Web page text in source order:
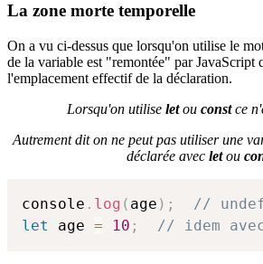
La zone morte temporelle
On a vu ci-dessus que lorsqu'on utilise le
de la variable est "remontée" par JavaScript
l'emplacement effectif de la déclaration.
Lorsqu'on utilise letou constce
Autrement dit on ne peut pas utiliser une
déclarée avec letou
console . log ( age ) ;
//
let
age = 10 ; // idem